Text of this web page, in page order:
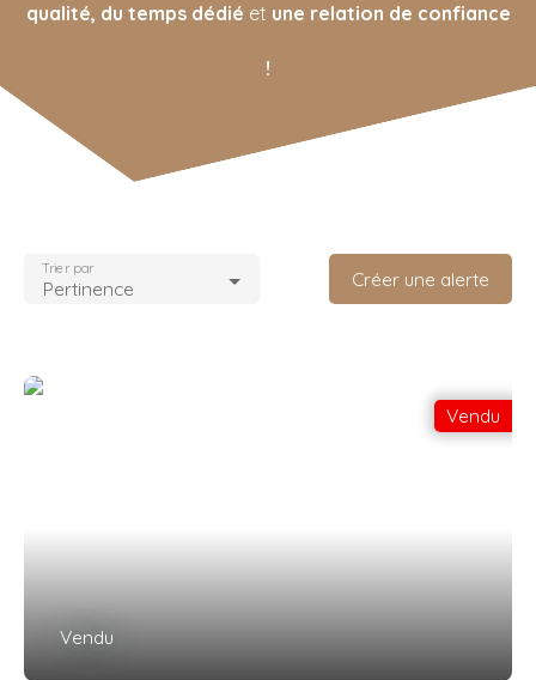
qualité, du temps dédié et une relation de confiance
!
Pertinence
Trier par Créer une alerte
Vendu
Vendu